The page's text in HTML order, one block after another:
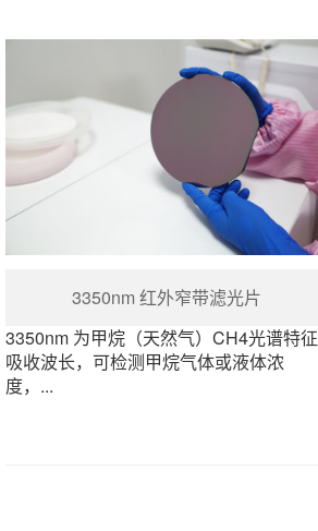
3350nm 红外窄带滤光片
3350nm 为甲烷（天然气）CH4光谱特征
吸收波长，可检测甲烷气体或液体浓
度，...